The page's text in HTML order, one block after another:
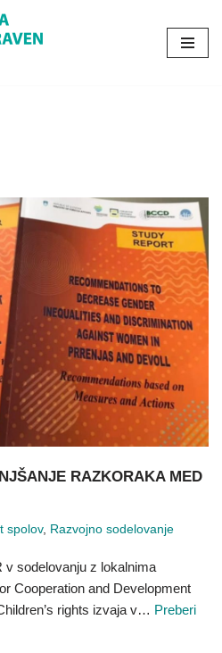
RAZKORAKA MED
spolov, Razvojno sodelovanje
v sodelovanju z lokalnima
Cooperation and Development
rights izvaja v… Preberi